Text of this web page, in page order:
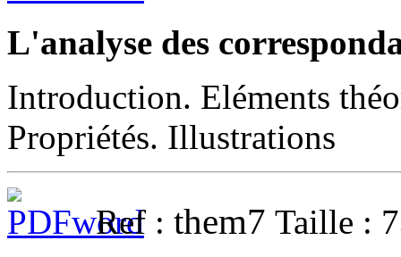
L'analyse des
Introduction. Eléments
Propriétés. Illustrations
Ref : them7 Taille :